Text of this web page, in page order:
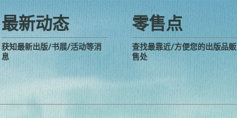
最新动态
获知最新出版/书展/活动等消
息
零售点
查找最靠近/方便您的出版品贩
售处